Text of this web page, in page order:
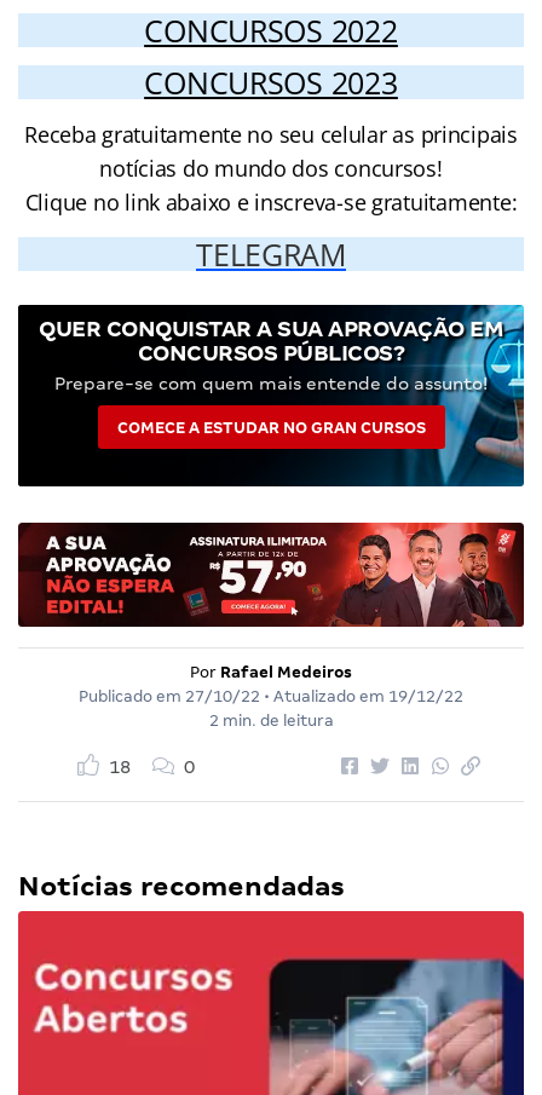
CONCURSOS 2022
CONCURSOS 2023
Receba gratuitamente no seu celular as principais
notícias do mundo dos concursos!
Clique no link abaixo e inscreva-se gratuitamente:
TELEGRAM
QUER CONQUISTAR A SUA APROVAÇÃO EM
CONCURSOS PÚBLICOS?
Prepare-se com quem mais entende do assunto!
COMECE A ESTUDAR NO GRAN CURSOS
Por Rafael Medeiros
Publicado em 27/10/22 • Atualizado em 19/12/22
2 min. de leitura
18 0
Notícias recomendadas